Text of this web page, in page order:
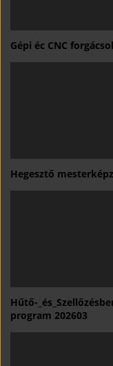
Gépi éc CNC
Hegesztő
Hűtő-
program 202603